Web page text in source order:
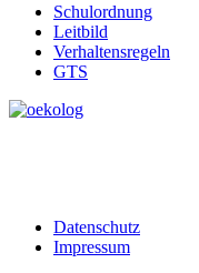
Schulordnung
Leitbild
Verhaltensregeln
GTS
Datenschutz
Impressum